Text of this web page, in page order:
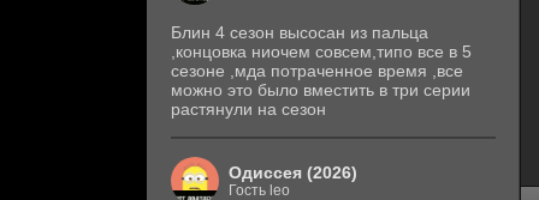
Блин 4 сезон высосан из пальца
,концовка ниочем совсем,типо все в 5
сезоне ,мда потраченное время ,все
можно это было вместить в три серии
растянули на сезон
Одиссея (2026)
Гость leo